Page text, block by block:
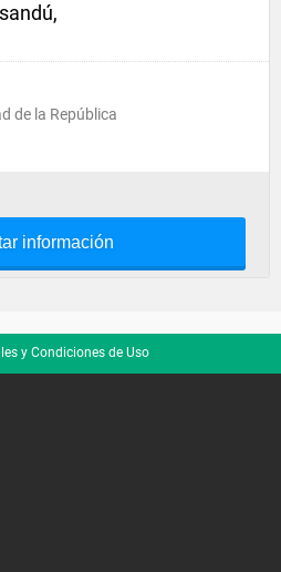
de la República
información
y Condiciones de Uso